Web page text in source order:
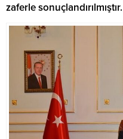
zaferle sonuçlandırılmıştır.